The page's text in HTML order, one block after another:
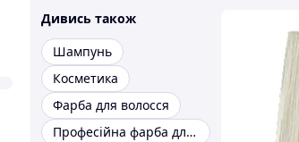
Дивись також
Шампунь
Косметика
Фарба для волосся
Професійна фарба для волосся